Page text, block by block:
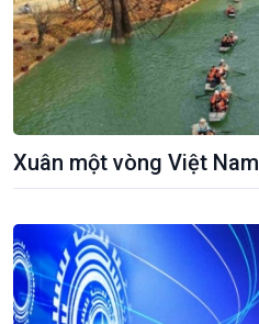
Xuân một vòng Việt Nam